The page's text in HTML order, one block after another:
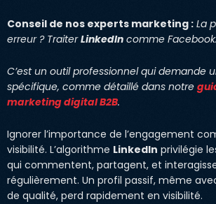
Conseil de nos experts marketing : La
erreur ? TraiterLinkedIn comme Facebook.
C’est un outil professionnel qui demande
spécifique, comme détaillé dans notre
marketing digital B2B.
Ignorer l’importance de l’engagement
visibilité. L’algorithme LinkedIn privilégie
qui commentent, partagent, et
régulièrement. Un profil passif, même
de qualité, perd rapidement en visibilité.